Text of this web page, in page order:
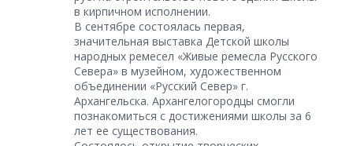
в кирпичном исполнении.
В сентябре состоялась первая,
значительная выставка Детской школы
народных ремесел «Живые ремесла Русского
Севера» в музейном, художественном
объединении «Русский Север» г.
Архангельска. Архангелогородцы смогли
познакомиться с достижениями школы за 6
лет ее существования.